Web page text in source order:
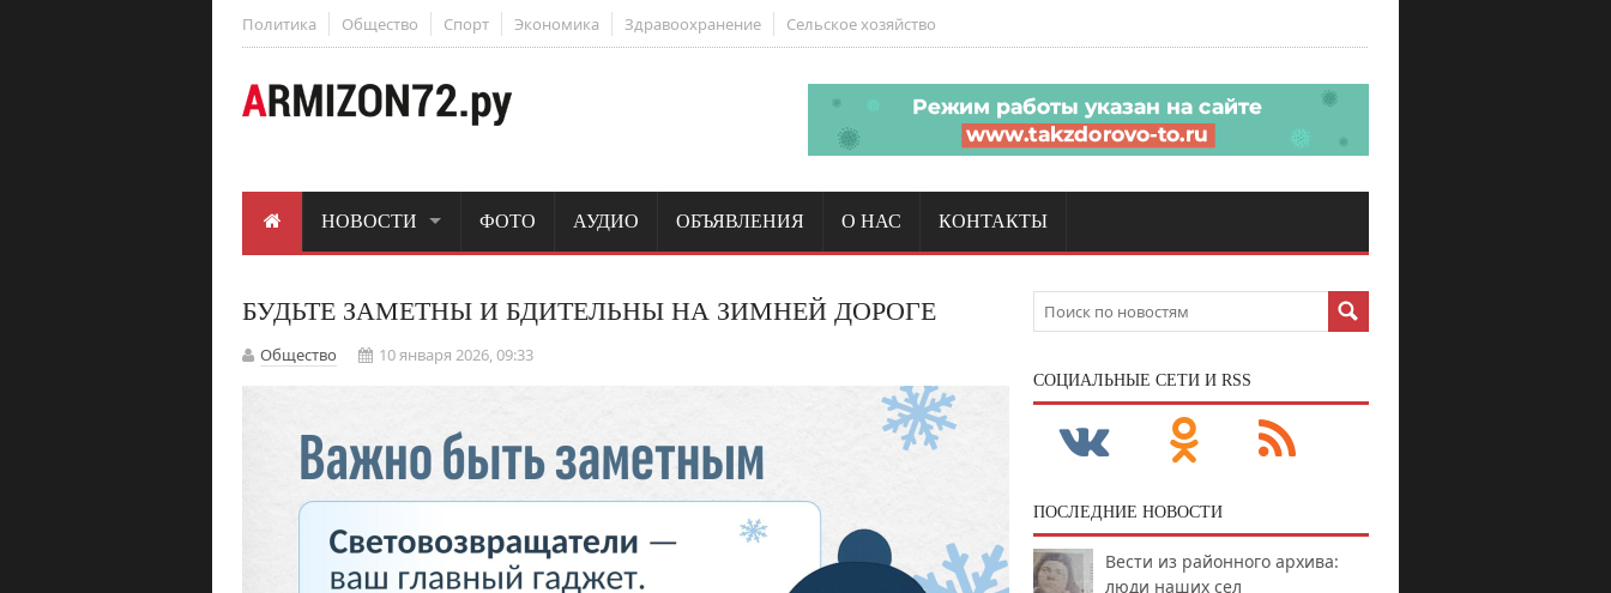
Политика Общество Спорт Экономика Здравоохранение Сельское хозяйство
НОВОСТИ ФОТО АУДИО ОБЪЯВЛЕНИЯ О НАС КОНТАКТЫ
БУДЬТЕ ЗАМЕТНЫ И БДИТЕЛЬНЫ НА ЗИМНЕЙ ДОРОГЕ
Общество 10 января 2026, 09:33
CОЦИАЛЬНЫЕ СЕТИ И RSS
ПОСЛЕДНИЕ НОВОСТИ
Вести из районного архива:
люди наших сел